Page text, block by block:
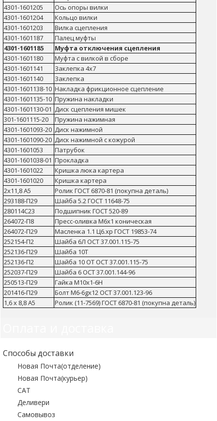
4301-1601205
Ось опоры вилки
4301-1601204
Кольцо вилки
4301-1601203
Вилка сцепления
4301-1601187
Палец муфты
4301-1601185
Муфта отключения сцепления
4301-1601180
Муфта с вилкой в сборе
4301-1601141
Заклепка 4х7
4301-1601140
Заклепка
4301-1601138-10 Накладка фрикционное сцепление
4301-1601135-10 Пружина накладки
4301-1601130-01 Диск сцепления мишек
301-1601115-20
Пружина нажимная
4301-1601093-20 Диск нажимной
4301-1601090-20 Диск нажимной с кожурой
4301-1601053
Патрубок
4301-1601038-01 Прокладка
4301-1601022
Кришка люка картера
4301-1601020
Кришка картера
2х11,8 А5
Ролик ГОСТ 6870-81 (покупна деталь)
293188-П29
Шайба 5.2 ГОСТ 11648-75
280114С23
Подшипник ГОСТ 520-89
264072-П8
Пресс-оливка М6х1 коническая
264072-П29
Масленка 1.1 Ц6.хр ГОСТ 19853-74
252154-П2
Шайба 6Л ОСТ 37.001.115-75
252136-П29
Шайба 10Т
252136-П2
Шайба 10 ОТ ОСТ 37.001.115-75
252037-П29
Шайба 6 ОСТ 37.001.144-96
250513-П29
Гайка М10х1-6Н
201416-П29
Болт М6-6gх12 ОСТ 37.001.123-96
1,6 х 8,8 А5
Ролик (11-7569) ГОСТ 6870-81 (покупна деталь)
Способы доставки
Новая Почта(отделение)
Новая Почта(курьер)
САТ
Деливери
Самовывоз